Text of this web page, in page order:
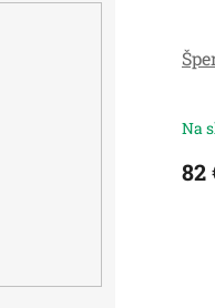
Na
82